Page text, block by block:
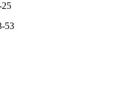
25
53